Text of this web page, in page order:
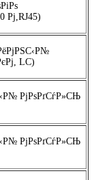
LC)
РјРѕРґСѓР»СЊ
РјРѕРґСѓР»СЊ